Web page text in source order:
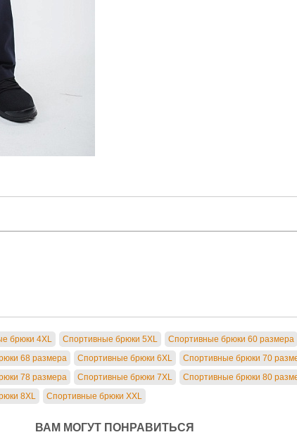
брюки 4XL Спортивные брюки 5XL Спортивные брюки 60 размера
68 размера Спортивные брюки 6XL Спортивные брюки 70
78 размера Спортивные брюки 7XL Спортивные брюки 80
8XL Спортивные брюки XXL
ВАМ МОГУТ ПОНРАВИТЬСЯ